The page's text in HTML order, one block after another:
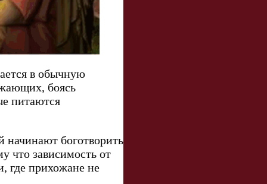
в обычную
боясь
питаются
начинают боготворить
что зависимость от
где прихожане не